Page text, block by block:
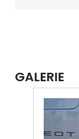
GALERIE